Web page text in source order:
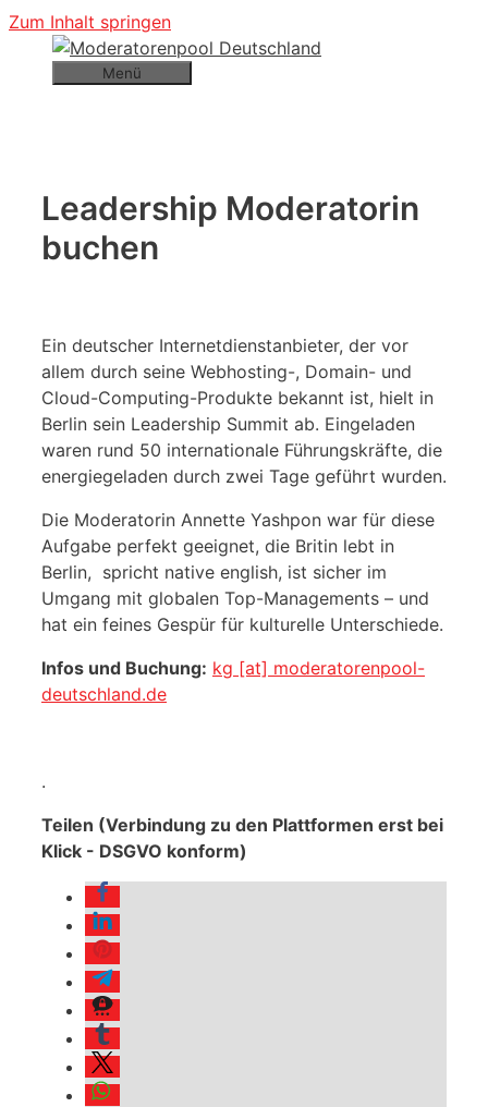
Zum Inhalt springen
Menü
Leadership Moderatorin
buchen
Ein deutscher Internetdienstanbieter, der vor
allem durch seine Webhosting-, Domain- und
Cloud-Computing-Produkte bekannt ist, hielt in
Berlin sein Leadership Summit ab. Eingeladen
waren rund 50 internationale Führungskräfte, die
energiegeladen durch zwei Tage geführt wurden.
Die Moderatorin Annette Yashpon war für diese
Aufgabe perfekt geeignet, die Britin lebt in
Berlin, spricht native english, ist sicher im
Umgang mit globalen Top-Managements – und
hat ein feines Gespür für kulturelle Unterschiede.
Infos und Buchung: kg [at] moderatorenpool-
deutschland.de
.
Teilen (Verbindung zu den Plattformen erst bei
Klick - DSGVO konform)